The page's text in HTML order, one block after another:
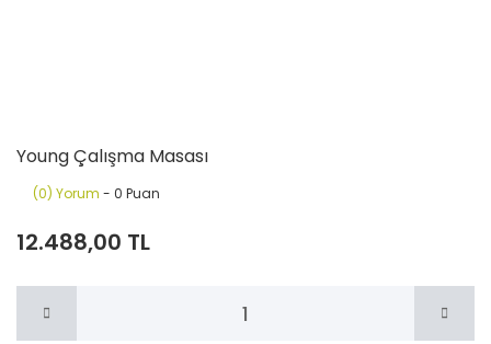
Young Çalışma Masası
(0) Yorum - 0 Puan
12.488,00 TL